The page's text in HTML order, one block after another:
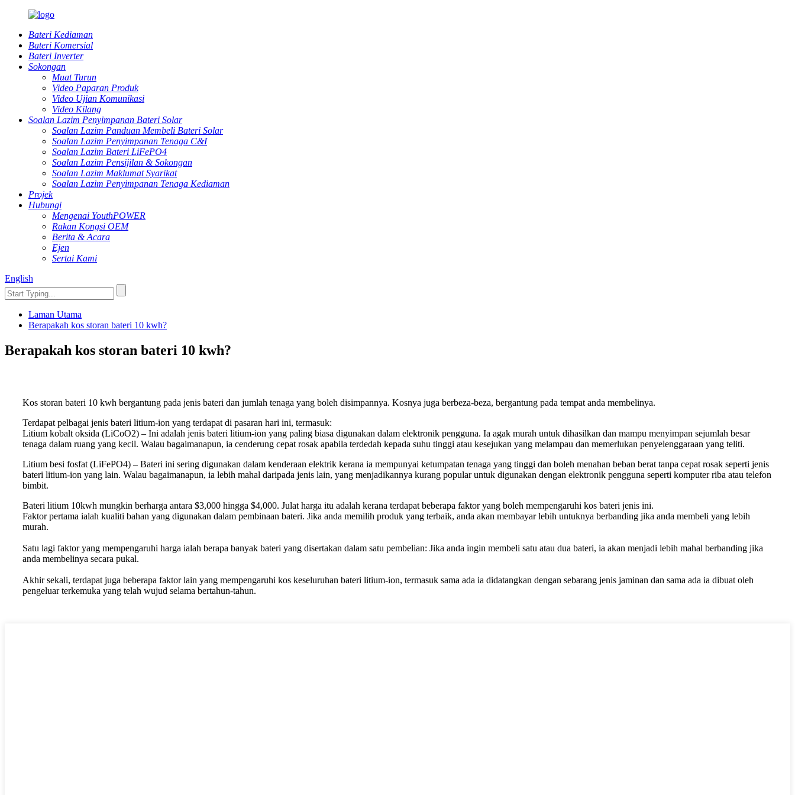
Bateri Kediaman
Bateri Komersial
Bateri Inverter
Sokongan
Muat Turun
Video Paparan Produk
Video Ujian Komunikasi
Video Kilang
Soalan Lazim Penyimpanan Bateri Solar
Soalan Lazim Panduan Membeli Bateri Solar
Soalan Lazim Penyimpanan Tenaga C&I
Soalan Lazim Bateri LiFePO4
Soalan Lazim Pensijilan & Sokongan
Soalan Lazim Maklumat Syarikat
Soalan Lazim Penyimpanan Tenaga Kediaman
Projek
Hubungi
Mengenai YouthPOWER
Rakan Kongsi OEM
Berita & Acara
Ejen
Sertai Kami
English
Laman Utama
Berapakah kos storan bateri 10 kwh?
Berapakah kos storan bateri 10 kwh?
Kos storan bateri 10 kwh bergantung pada jenis bateri dan jumlah tenaga yang boleh disimpannya. Kosnya juga berbeza-beza, bergantung pada tempat anda membelinya.
Terdapat pelbagai jenis bateri litium-ion yang terdapat di pasaran hari ini, termasuk:
Litium kobalt oksida (LiCoO2) – Ini adalah jenis bateri litium-ion yang paling biasa digunakan dalam elektronik pengguna. Ia agak murah untuk dihasilkan dan mampu menyimpan sejumlah besar
tenaga dalam ruang yang kecil. Walau bagaimanapun, ia cenderung cepat rosak apabila terdedah kepada suhu tinggi atau kesejukan yang melampau dan memerlukan penyelenggaraan yang teliti.
Litium besi fosfat (LiFePO4) – Bateri ini sering digunakan dalam kenderaan elektrik kerana ia mempunyai ketumpatan tenaga yang tinggi dan boleh menahan beban berat tanpa cepat rosak seperti jenis
bateri litium-ion yang lain. Walau bagaimanapun, ia lebih mahal daripada jenis lain, yang menjadikannya kurang popular untuk digunakan dengan elektronik pengguna seperti komputer riba atau telefon
bimbit.
Bateri litium 10kwh mungkin berharga antara $3,000 hingga $4,000. Julat harga itu adalah kerana terdapat beberapa faktor yang boleh mempengaruhi kos bateri jenis ini.
Faktor pertama ialah kualiti bahan yang digunakan dalam pembinaan bateri. Jika anda memilih produk yang terbaik, anda akan membayar lebih untuknya berbanding jika anda membeli yang lebih
murah.
Satu lagi faktor yang mempengaruhi harga ialah berapa banyak bateri yang disertakan dalam satu pembelian: Jika anda ingin membeli satu atau dua bateri, ia akan menjadi lebih mahal berbanding jika
anda membelinya secara pukal.
Akhir sekali, terdapat juga beberapa faktor lain yang mempengaruhi kos keseluruhan bateri litium-ion, termasuk sama ada ia didatangkan dengan sebarang jenis jaminan dan sama ada ia dibuat oleh
pengeluar terkemuka yang telah wujud selama bertahun-tahun.